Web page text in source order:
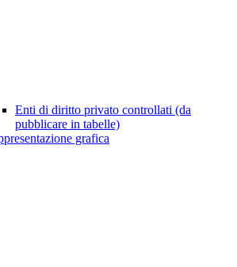
Enti di diritto privato controllati (da
pubblicare in tabelle)
grafica